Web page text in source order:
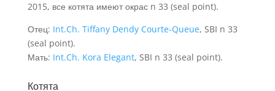
2015, все котята имеют окрас n 33 (seal point).
Отец: Int.Ch. Tiffany Dendy Courte-Queue, SBI n 33
(seal point).
Мать: Int.Ch. Kora Elegant, SBI n 33 (seal point).
Котята